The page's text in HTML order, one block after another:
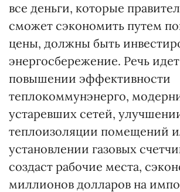
все деньги, которые
сможет сэкономить путем
цены, должны быть
энергосбережение. Речь
повышении эффективности
теплокоммунэнерго,
устаревших сетей,
теплоизоляции помещений
установлении газовых
создаст рабочие места,
миллионов долларов на